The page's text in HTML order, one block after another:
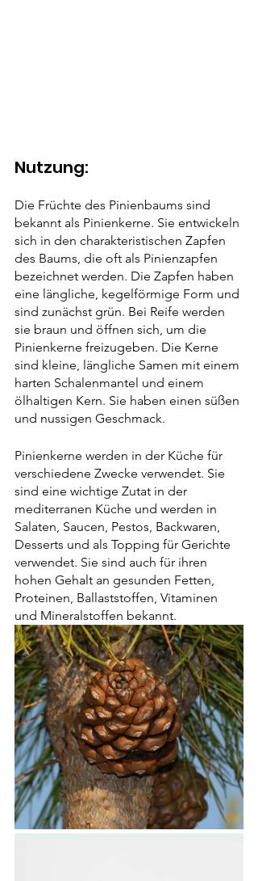
Nutzung:
Die Früchte des Pinienbaums sind
bekannt als Pinienkerne. Sie entwickeln
sich in den charakteristischen Zapfen
des Baums, die oft als Pinienzapfen
bezeichnet werden. Die Zapfen haben
eine längliche, kegelförmige Form und
sind zunächst grün. Bei Reife werden
sie braun und öffnen sich, um die
Pinienkerne freizugeben. Die Kerne
sind kleine, längliche Samen mit einem
harten Schalenmantel und einem
ölhaltigen Kern. Sie haben einen süßen
und nussigen Geschmack.
Pinienkerne werden in der Küche für
verschiedene Zwecke verwendet. Sie
sind eine wichtige Zutat in der
mediterranen Küche und werden in
Salaten, Saucen, Pestos, Backwaren,
Desserts und als Topping für Gerichte
verwendet. Sie sind auch für ihren
hohen Gehalt an gesunden Fetten,
Proteinen, Ballaststoffen, Vitaminen
und Mineralstoffen bekannt.